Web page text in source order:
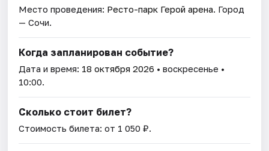
Место проведения: Ресто-парк Герой арена. Город
— Сочи.
Когда запланирован событие?
Дата и время: 18 октября 2026 • воскресенье •
10:00.
Сколько стоит билет?
Стоимость билета: от 1 050 ₽.